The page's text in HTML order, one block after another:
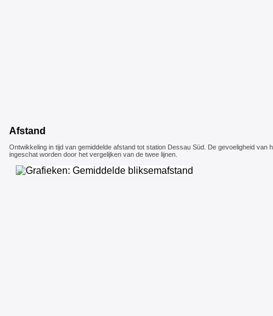
Afstand
Ontwikkeling in tijd van gemiddelde afstand tot station Dessau Süd. De gevoeligheid van
ingeschat worden door het vergelijken van de twee lijnen.